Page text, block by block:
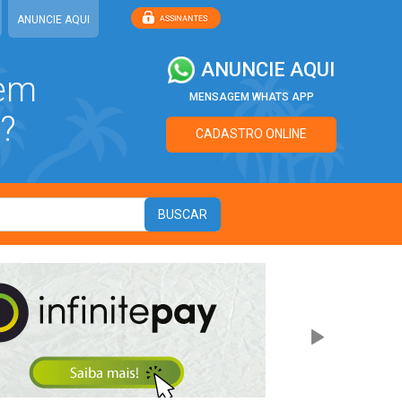
ANUNCIE AQUI
ANUNCIE AQUI
MENSAGEM WHATS APP
CADASTRO ONLINE